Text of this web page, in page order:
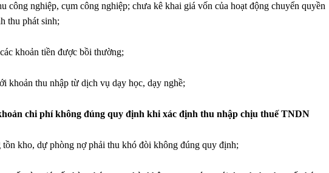
công nghiệp, cụm công nghiệp; chưa kê khai giá vốn của hoạt động chuyển quyền
thu phát sinh;
khoản tiền được bồi thường;
khoản thu nhập từ dịch vụ dạy học, dạy nghề;
chi phí không đúng quy định khi xác định thu nhập chịu thuế TNDN
kho, dự phòng nợ phải thu khó đòi không đúng quy định;